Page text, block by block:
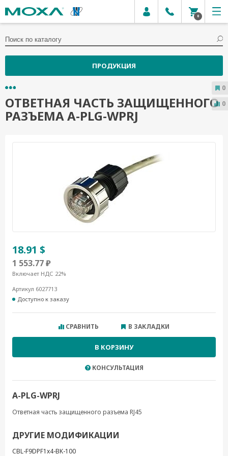
0
ПРОДУКЦИЯ
ОТВЕТНАЯ ЧАСТЬ ЗАЩИЩЕННОГО
РАЗЪЕМА A-PLG-WPRJ
18.91 $
1 553.77 ₽
Включает НДС 22%
Артикул 6027713
Доступно к заказу
СРАВНИТЬ В ЗАКЛАДКИ
В КОРЗИНУ
КОНСУЛЬТАЦИЯ
A-PLG-WPRJ
Ответная часть защищенного разъема RJ45
ДРУГИЕ МОДИФИКАЦИИ
CBL-F9DPF1x4-BK-100
0
0